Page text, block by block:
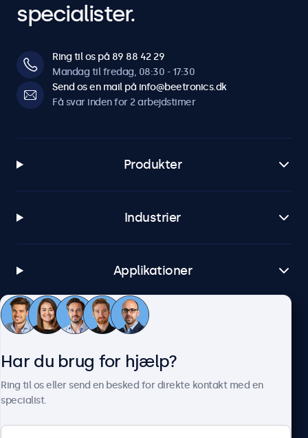
specialister.
Ring til os på 89 88 42 29
Mandag til fredag, 08:30 - 17:30
Send os en mail på info@beetronics.dk
Få svar inden for 2 arbejdstimer
Produkter
Industrier
Applikationer
Kundeservice
Har du brug for hjælp?
Ring til os eller send en besked for direkte kontakt med en
specialist.